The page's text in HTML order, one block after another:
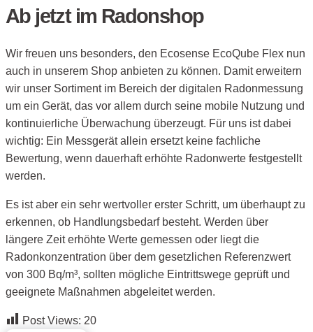
Ab jetzt im Radonshop
Wir freuen uns besonders, den Ecosense EcoQube Flex nun
auch in unserem Shop anbieten zu können. Damit erweitern
wir unser Sortiment im Bereich der digitalen Radonmessung
um ein Gerät, das vor allem durch seine mobile Nutzung und
kontinuierliche Überwachung überzeugt. Für uns ist dabei
wichtig: Ein Messgerät allein ersetzt keine fachliche
Bewertung, wenn dauerhaft erhöhte Radonwerte festgestellt
werden.
Es ist aber ein sehr wertvoller erster Schritt, um überhaupt zu
erkennen, ob Handlungsbedarf besteht. Werden über
längere Zeit erhöhte Werte gemessen oder liegt die
Radonkonzentration über dem gesetzlichen Referenzwert
von 300 Bq/m³, sollten mögliche Eintrittswege geprüft und
geeignete Maßnahmen abgeleitet werden.
Post Views: 20